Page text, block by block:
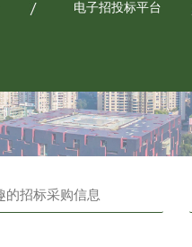
电子招投标平台